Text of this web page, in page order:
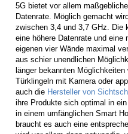
5G bietet vor allem
Datenrate. Möglich gemacht
zwischen 3,4 und 3,7 GHz. Die
eine höhere Datenrate und
eigenen vier Wände maximal
aus schier unendlichen
länger bekannten
Türklingeln mit Kamera oder
auch die Hersteller von
ihre Produkte sich optimal in
in einem umfänglichen Smart
braucht es auch eine